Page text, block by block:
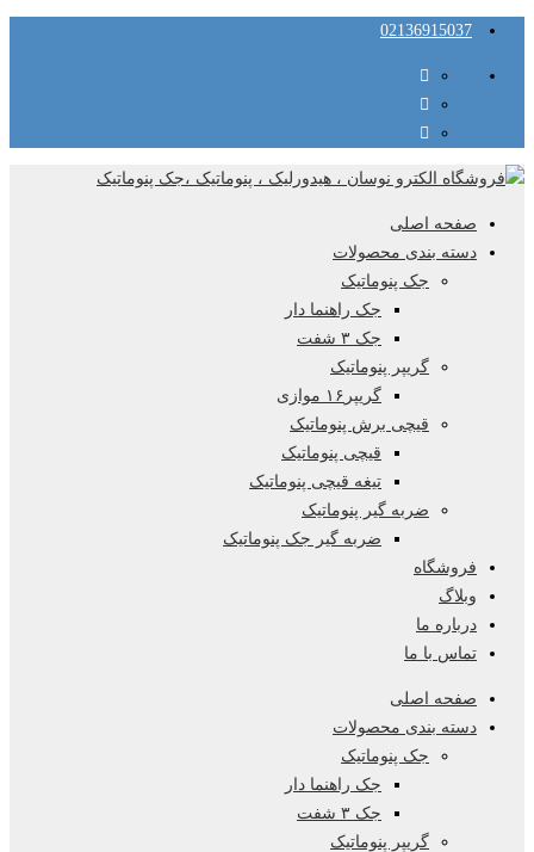
02136915037
صفحه اصلی
دسته بندی محصولات
جک پنوماتیک
جک راهنما دار
جک ۳ شفت
گریپر پنوماتیک
گریپر۱۶ موازی
قیچی برش پنوماتیک
قیچی پنوماتیک
تیغه قیچی پنوماتیک
ضربه گیر پنوماتیک
ضربه گیر جک پنوماتیک
فروشگاه
وبلاگ
درباره ما
تماس با ما
صفحه اصلی
دسته بندی محصولات
جک پنوماتیک
جک راهنما دار
جک ۳ شفت
گریپر پنوماتیک